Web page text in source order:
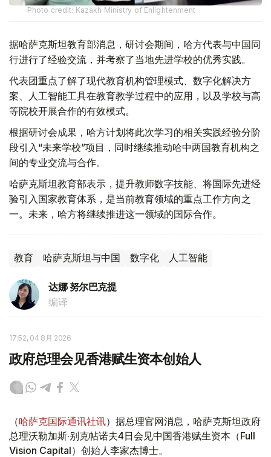
Photo credit: Kazakh Ministry of Enlightenment
据哈萨克斯坦教育部消息，研讨会期间，哈方代表与中国同
行进行了经验交流，并考察了当地先进学校的优秀实践。
代表团重点了解了现代教育机构管理模式、数字化解决方
案、人工智能工具在教育教学过程中的应用，以及学校与高
等院校开展合作的有效模式。
根据研讨会成果，哈方计划将此次学习的相关实践经验分阶
段引入“未来学校”项目，同时继续推动哈中两国教育机构之
间的专业交流与合作。
哈萨克斯坦教育部表示，提升教师数字技能、将国际先进经
验引入国家教育体系，是当前教育领域的重点工作方向之
一。未来，哈方将继续推进这一领域的国际合作。
教育 哈萨克斯坦与中国 数字化 人工智能
达娜 努尔巴克提
编译
17:52, 04 8月 2026
政府总理会见香港赋生资本创始人
（哈萨克国际通讯社讯）据总理官网消息，哈萨克斯坦政府
总理沃勒加斯·别克帖诺夫4日会见中国香港赋生资本（Full
Vision Capital）创始人李家杰博士。